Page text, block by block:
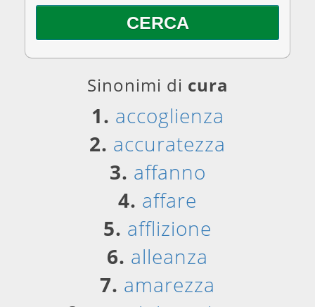
Sinonimi di cura
1. accoglienza
2. accuratezza
3. affanno
4. affare
5. afflizione
6. alleanza
7. amarezza